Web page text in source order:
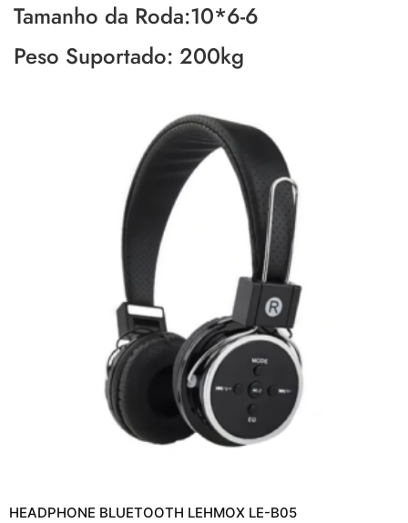
Tamanho da Roda:10*6-6
Peso Suportado: 200kg
HEADPHONE BLUETOOTH LEHMOX LE-B05